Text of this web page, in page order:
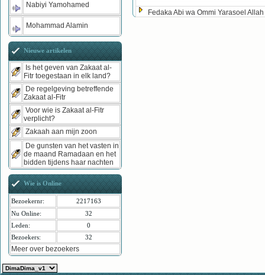
Fedaka Abi wa Ommi Yarasoel Allah
Nabiyi Yamohamed
Mohammad Alamin
Nieuwe artikelen
Is het geven van Zakaat al-
Fitr toegestaan in elk land?
De regelgeving betreffende
Zakaat al-Fitr
Voor wie is Zakaat al-Fitr
verplicht?
Zakaah aan mijn zoon
De gunsten van het vasten in
de maand Ramadaan en het
bidden tijdens haar nachten
Wie is Online
Bezoekernr:
2217163
Nu Online:
32
Leden:
0
Bezoekers:
32
Meer over bezoekers